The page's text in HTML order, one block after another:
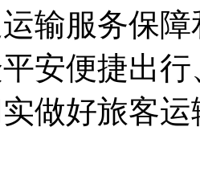
输服务保
安便捷出
做好旅客